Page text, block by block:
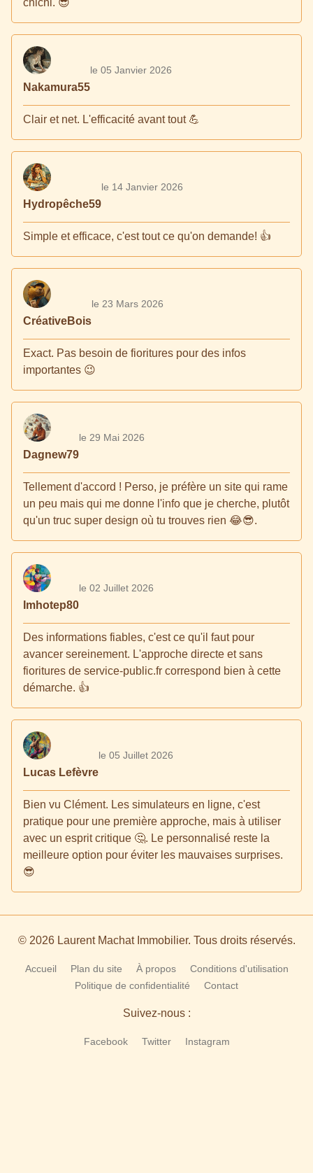
chichi. 😎
Nakamura55
le 05 Janvier 2026
Clair et net. L'efficacité avant tout 💪
Hydropêche59
le 14 Janvier 2026
Simple et efficace, c'est tout ce qu'on demande! 👍
CréativeBois
le 23 Mars 2026
Exact. Pas besoin de fioritures pour des infos
importantes 😉
Dagnew79
le 29 Mai 2026
Tellement d'accord ! Perso, je préfère un site qui rame
un peu mais qui me donne l'info que je cherche, plutôt
qu'un truc super design où tu trouves rien 😂😎.
Imhotep80
le 02 Juillet 2026
Des informations fiables, c'est ce qu'il faut pour
avancer sereinement. L'approche directe et sans
fioritures de service-public.fr correspond bien à cette
démarche. 👍
Lucas Lefèvre
le 05 Juillet 2026
Bien vu Clément. Les simulateurs en ligne, c'est
pratique pour une première approche, mais à utiliser
avec un esprit critique 🤔. Le personnalisé reste la
meilleure option pour éviter les mauvaises surprises.
😎
© 2026 Laurent Machat Immobilier. Tous droits réservés.
Accueil Plan du site À propos
Conditions d'utilisation
Politique de confidentialité
Contact
Suivez-nous :
Facebook Twitter Instagram